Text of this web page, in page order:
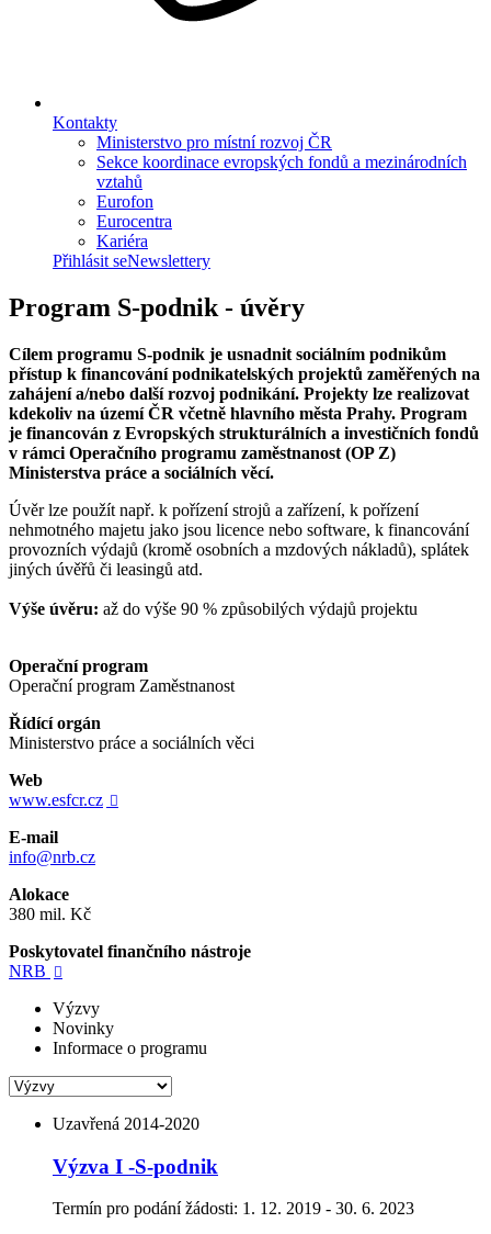
Kontakty
Ministerstvo pro místní rozvoj ČR
Sekce koordinace evropských fondů a mezinárodních
vztahů
Eurofon
Eurocentra
Kariéra
Přihlásit seNewslettery
Program S-podnik - úvěry
Cílem programu S-podnik je usnadnit sociálním podnikům
přístup k financování podnikatelských projektů zaměřených na
zahájení a/nebo další rozvoj podnikání. Projekty lze realizovat
kdekoliv na území ČR včetně hlavního města Prahy. Program
je financován z Evropských strukturálních a investičních fondů
v rámci Operačního programu zaměstnanost (OP Z)
Ministerstva práce a sociálních věcí.
Úvěr lze použít např. k pořízení strojů a zařízení, k pořízení
nehmotného majetu jako jsou licence nebo software, k financování
provozních výdajů (kromě osobních a mzdových nákladů), splátek
jiných úvěřů či leasingů atd.
Výše úvěru: až do výše 90 % způsobilých výdajů projektu
Operační program
Operační program Zaměstnanost
Řídící orgán
Ministerstvo práce a sociálních věci
Web
www.esfcr.cz 
E-mail
info@nrb.cz
Alokace
380 mil. Kč
Poskytovatel finančního nástroje
NRB

Výzvy
Novinky
Informace o programu
Uzavřená 2014-2020
Výzva I -S-podnik
Termín pro podání žádosti: 1. 12. 2019 - 30. 6. 2023